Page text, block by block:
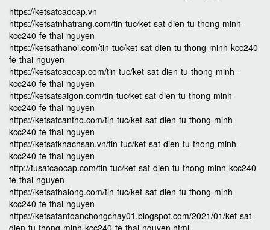
https://ketsatcaocap.vn
https://ketsatnhatrang.com/tin-tuc/ket-sat-dien-tu-thong-minh-
kcc240-fe-thai-nguyen
https://ketsathanoi.com/tin-tuc/ket-sat-dien-tu-thong-minh-kcc240-
fe-thai-nguyen
https://ketsatcaocap.com/tin-tuc/ket-sat-dien-tu-thong-minh-
kcc240-fe-thai-nguyen
https://ketsatsaigon.com/tin-tuc/ket-sat-dien-tu-thong-minh-
kcc240-fe-thai-nguyen
https://ketsatcantho.com/tin-tuc/ket-sat-dien-tu-thong-minh-
kcc240-fe-thai-nguyen
https://ketsatkhachsan.vn/tin-tuc/ket-sat-dien-tu-thong-minh-
kcc240-fe-thai-nguyen
http://tusatcaocap.com/tin-tuc/ket-sat-dien-tu-thong-minh-kcc240-
fe-thai-nguyen
https://ketsathalong.com/tin-tuc/ket-sat-dien-tu-thong-minh-
kcc240-fe-thai-nguyen
https://ketsatantoanchongchay01.blogspot.com/2021/01/ket-sat-
dien-tu-thong-minh-kcc240-fe-thai-nguyen.html